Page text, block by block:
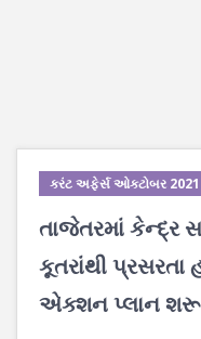
કરંટ અફેર્સ ઓક્ટોબર
તાજેતરમાં કેન્દ્ર
કૂતરાંથી પ્રસરતા
એક્શન પ્લાન શરૂ